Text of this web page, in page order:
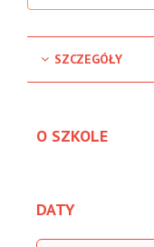
SZCZEGÓŁY
O SZKOLE
DATY